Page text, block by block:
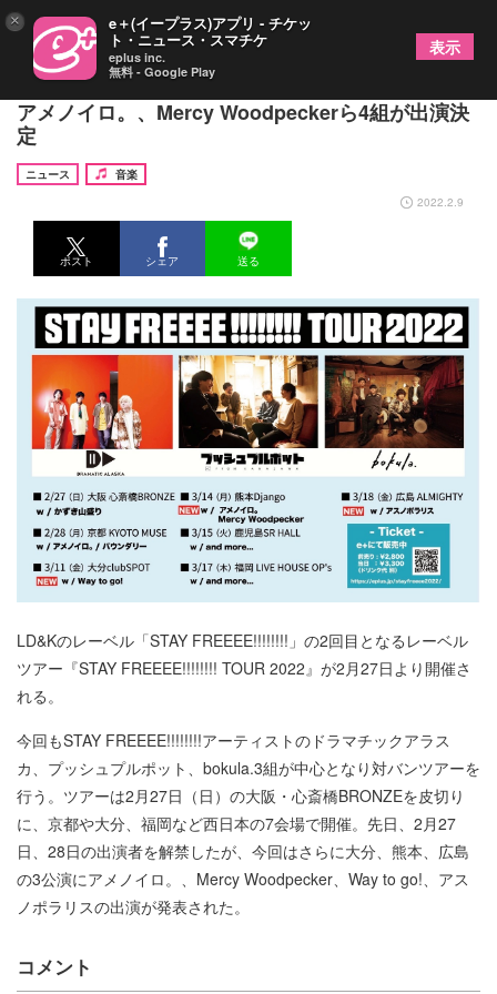
LD&Kのレーベル「STAY FREEEE!!!!!!!!」ツアーに
アメノイロ。、Mercy Woodpeckerら4組が出演決
定
ニュース
音楽
2022.2.9
ポスト シェア 送る
LD&Kのレーベル「STAY FREEEE!!!!!!!!」の2回目となるレーベル
ツアー『STAY FREEEE!!!!!!!! TOUR 2022』が2月27日より開催さ
れる。
今回もSTAY FREEEE!!!!!!!!アーティストのドラマチックアラス
カ、プッシュプルポット、bokula.3組が中心となり対バンツアーを
行う。ツアーは2月27日（日）の大阪・心斎橋BRONZEを皮切り
に、京都や大分、福岡など西日本の7会場で開催。先日、2月27
日、28日の出演者を解禁したが、今回はさらに大分、熊本、広島
の3公演にアメノイロ。、Mercy Woodpecker、Way to go!、アス
ノポラリスの出演が発表された。
コメント
× e＋(イープラス)アプリ - チケッ
ト・ニュース・スマチケ
eplus inc.
無料 - Google Play
表示